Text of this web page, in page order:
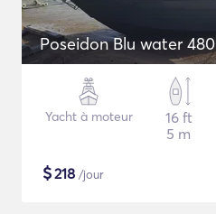
Poseidon Blu water 480
Yacht à moteur
16 ft
5 m
$218 /jour